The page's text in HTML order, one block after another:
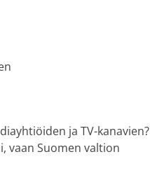
ja TV-kanavien?
vaan Suomen valtion